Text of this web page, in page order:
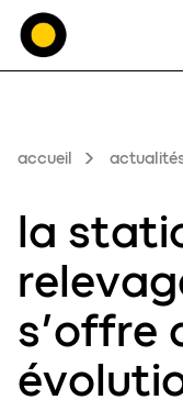
accueil
la
s’offre